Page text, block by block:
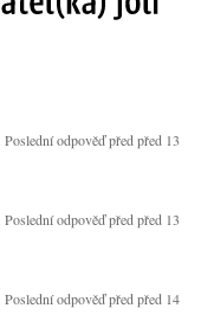
odpověď před před 13
odpověď před před 13
odpověď před před 14